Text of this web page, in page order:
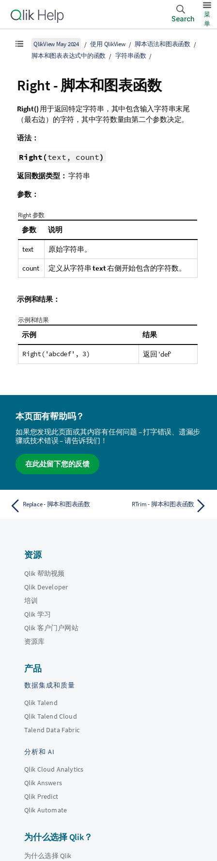
Search
菜
单
QlikView May 2024 使用 QlikView
脚本语法和图表函数
脚本和图表表达式中的函数
字符串函数
Right - 脚本和图表函数
Right() 用于返回特定字符串，其中包含输入字符串末尾
（最右边）的字符，其中字符数量由第二个参数决定。
语法：
Right(text, count)
返回数据类型： 字符串
参数：
Right 参数
参数 说明
text 原始字符串。
count 定义从字符串text右侧开始包含的字符数。
示例和结果：
示例和结果
示例 结果
Right('abcdef', 3) 返回 'def'
本页面有帮助吗？
如果您发现此页面或其内容有任何问题 – 打字错误、遗漏步
骤或技术错误 – 请告诉我们！
在此处留下您的反馈
Replace - 脚本和图表函数 RTrim - 脚本和图表函数
资源
Qlik 帮助视频
Qlik Developer
培训
Qlik 学习
Qlik 客户门户网站
资源库
产品
数据集成和质量
Qlik Talend
Qlik Talend Cloud
Talend Data Fabric
分析和 AI
Qlik Cloud Analytics
Qlik Answers
Qlik Predict
Qlik Automate
为什么选择 Qlik？
为什么选择 Qlik